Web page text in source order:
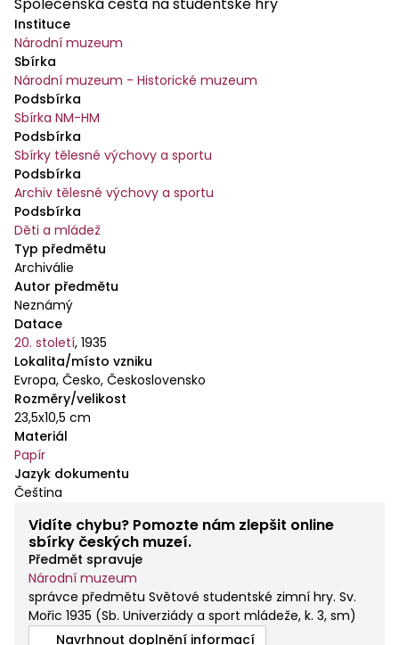
Společenská cesta na studentské hry
Instituce
Národní muzeum
Sbírka
Národní muzeum - Historické muzeum
Podsbírka
Sbírka NM-HM
Podsbírka
Sbírky tělesné výchovy a sportu
Podsbírka
Archiv tělesné výchovy a sportu
Podsbírka
Děti a mládež
Typ předmětu
Archiválie
Autor předmětu
Neznámý
Datace
20. století, 1935
Lokalita/místo vzniku
Evropa, Česko, Československo
Rozměry/velikost
23,5x10,5 cm
Materiál
Papír
Jazyk dokumentu
Čeština
Vidíte chybu? Pomozte nám zlepšit online
sbírky českých muzeí.
Předmět spravuje
Národní muzeum
správce předmětu Světové studentské zimní hry. Sv.
Mořic 1935 (Sb. Univerziády a sport mládeže, k. 3, sm)
Navrhnout doplnění informací